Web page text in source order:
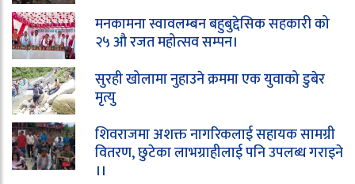
मनकामना स्वावलम्बन बहुबुद्देसिक सहकारी को
२५ औ रजत महोत्सव सम्पन।
सुरही खोलामा नुहाउने क्रममा एक युवाको डुबेर
मृत्यु
शिवराजमा अशक्त नागरिकलाई सहायक सामग्री
वितरण, छुटेका लाभग्राहीलाई पनि उपलब्ध गराइने
।।